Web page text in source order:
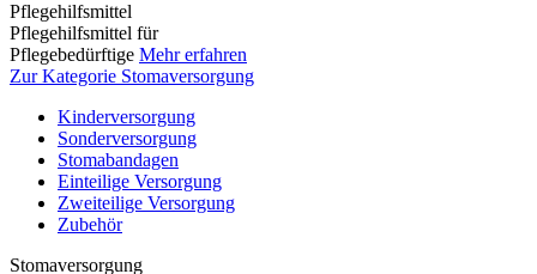
Pflegehilfsmittel
Pflegehilfsmittel für
Pflegebedürftige Mehr erfahren
Zur Kategorie Stomaversorgung
Kinderversorgung
Sonderversorgung
Stomabandagen
Einteilige Versorgung
Zweiteilige Versorgung
Zubehör
Stomaversorgung